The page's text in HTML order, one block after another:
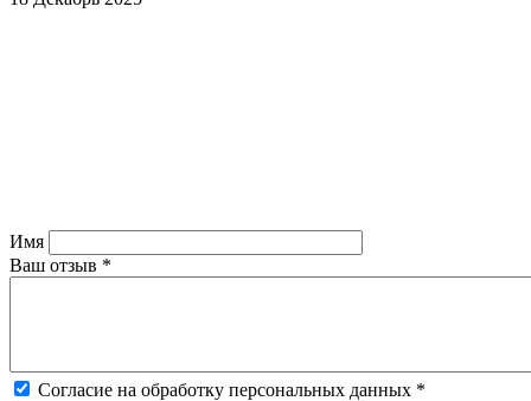
Имя
Ваш отзыв *
Согласие на обработку персональных данных *